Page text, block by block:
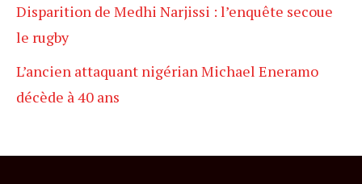
Disparition de Medhi Narjissi : l’enquête secoue
le rugby
L’ancien attaquant nigérian Michael Eneramo
décède à 40 ans